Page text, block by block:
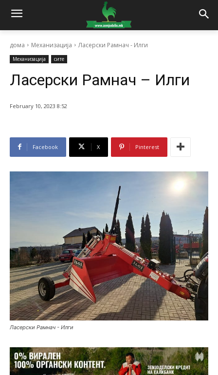
дома Механизација Ласерски Рамнач - Илги
Механизација сите
Ласерски Рамнач – Илги
February 10, 2023 8:52
Facebook X Pinterest
Ласерски Рамнач - Илги